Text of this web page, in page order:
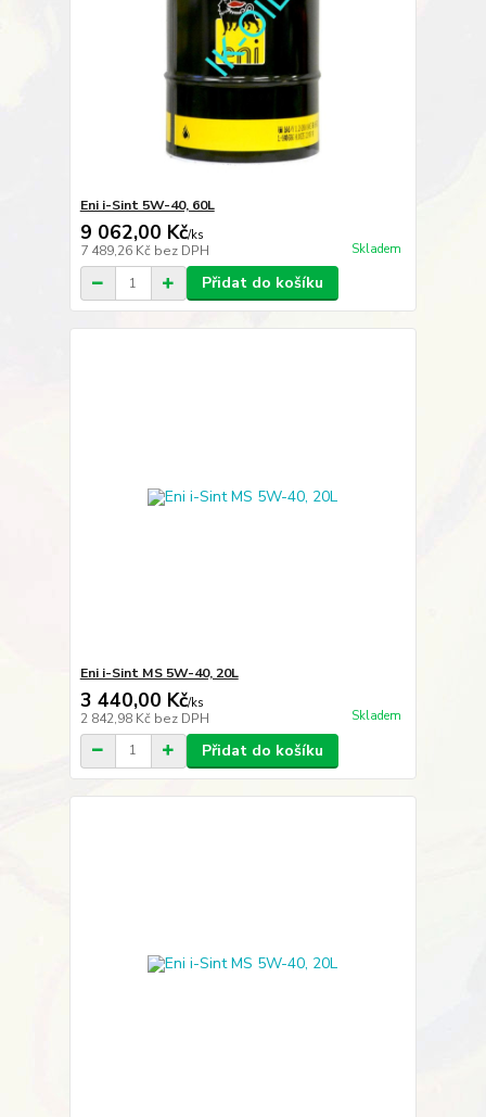
Eni i-Sint 5W-40, 60L
9 062,00 Kč/ks
7 489,26 Kč bez DPH Skladem
Přidat do košíku
Eni i-Sint MS 5W-40, 20L
3 440,00 Kč/ks
2 842,98 Kč bez DPH Skladem
Přidat do košíku